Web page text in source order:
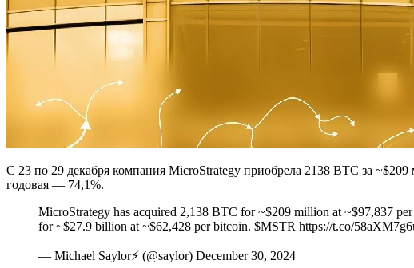
С 23 по 29 декабря компания MicroStrategy приобрела 2138 BTC за
годовая — 74,1%.
MicroStrategy has acquired 2,138 BTC for ~$209 million at ~$97,837
for ~$27.9 billion at ~$62,428 per bitcoin. $MSTR https://t.co/
— Michael Saylor⚡️ (@saylor) December 30, 2024